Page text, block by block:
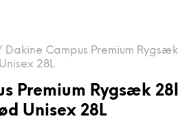
Dakine Campus Premium Rygsæk
28L
Premium Rygsæk 28l
Unisex 28L